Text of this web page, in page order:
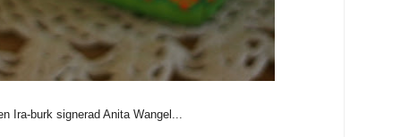
Ira-burk signerad Anita Wangel...